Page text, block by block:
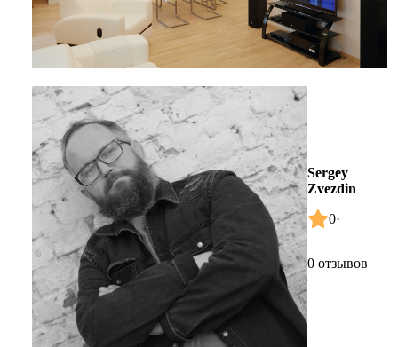
Sergey
Zvezdin
0·
0 отзывов